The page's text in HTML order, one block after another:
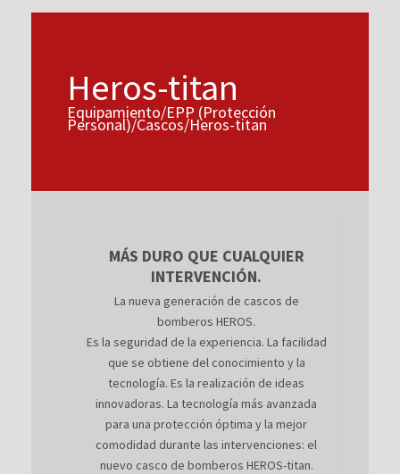
Heros-titan
Equipamiento/EPP (Protección
Personal)/Cascos/Heros-titan
MÁS DURO QUE CUALQUIER
INTERVENCIÓN.
La nueva generación de cascos de
bomberos HEROS.
Es la seguridad de la experiencia. La facilidad
que se obtiene del conocimiento y la
tecnología. Es la realización de ideas
innovadoras. La tecnología más avanzada
para una protección óptima y la mejor
comodidad durante las intervenciones: el
nuevo casco de bomberos HEROS-titan.